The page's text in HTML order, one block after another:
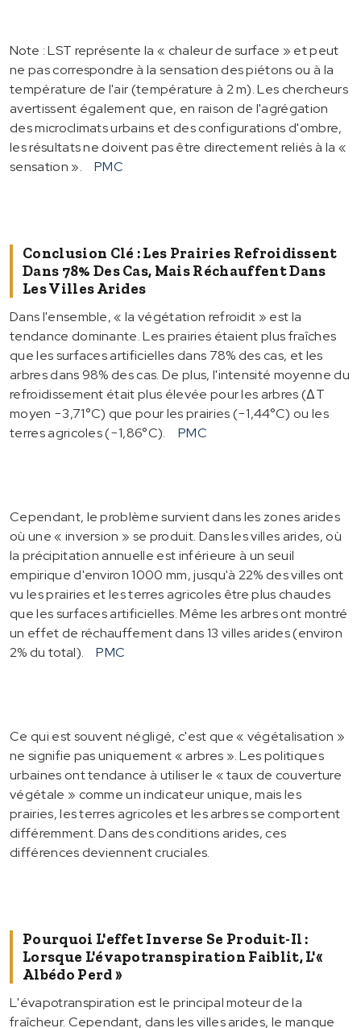
Note : LST représente la « chaleur de surface » et peut
ne pas correspondre à la sensation des piétons ou à la
température de l'air (température à 2 m). Les chercheurs
avertissent également que, en raison de l'agrégation
des microclimats urbains et des configurations d'ombre,
les résultats ne doivent pas être directement reliés à la «
sensation ».
PMC
Conclusion Clé : Les Prairies Refroidissent
Dans 78% Des Cas, Mais Réchauffent Dans
Les Villes Arides
Dans l'ensemble, « la végétation refroidit » est la
tendance dominante. Les prairies étaient plus fraîches
que les surfaces artificielles dans 78% des cas, et les
arbres dans 98% des cas. De plus, l'intensité moyenne du
refroidissement était plus élevée pour les arbres (∆T
moyen −3,71°C) que pour les prairies (−1,44°C) ou les
terres agricoles (−1,86°C).
PMC
Cependant, le problème survient dans les zones arides
où une « inversion » se produit. Dans les villes arides, où
la précipitation annuelle est inférieure à un seuil
empirique d'environ 1000 mm, jusqu'à 22% des villes ont
vu les prairies et les terres agricoles être plus chaudes
que les surfaces artificielles. Même les arbres ont montré
un effet de réchauffement dans 13 villes arides (environ
2% du total).
PMC
Ce qui est souvent négligé, c'est que « végétalisation »
ne signifie pas uniquement « arbres ». Les politiques
urbaines ont tendance à utiliser le « taux de couverture
végétale » comme un indicateur unique, mais les
prairies, les terres agricoles et les arbres se comportent
différemment. Dans des conditions arides, ces
différences deviennent cruciales.
Pourquoi L'effet Inverse Se Produit-Il :
Lorsque L'évapotranspiration Faiblit, L'«
Albédo Perd »
L'évapotranspiration est le principal moteur de la
fraîcheur. Cependant, dans les villes arides, le manque